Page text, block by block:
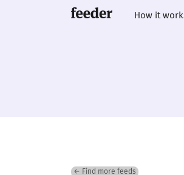
How it
← Find more feeds